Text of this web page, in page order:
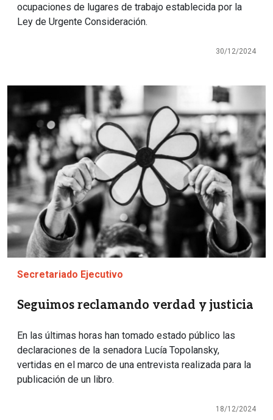
ocupaciones de lugares de trabajo establecida por la
Ley de Urgente Consideración.
30/12/2024
Secretariado Ejecutivo
Seguimos reclamando verdad y justicia
En las últimas horas han tomado estado público las
declaraciones de la senadora Lucía Topolansky,
vertidas en el marco de una entrevista realizada para la
publicación de un libro.
18/12/2024